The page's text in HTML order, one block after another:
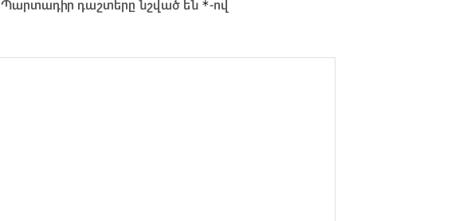
Պարտադիր դաշտերը նշված են *-ով